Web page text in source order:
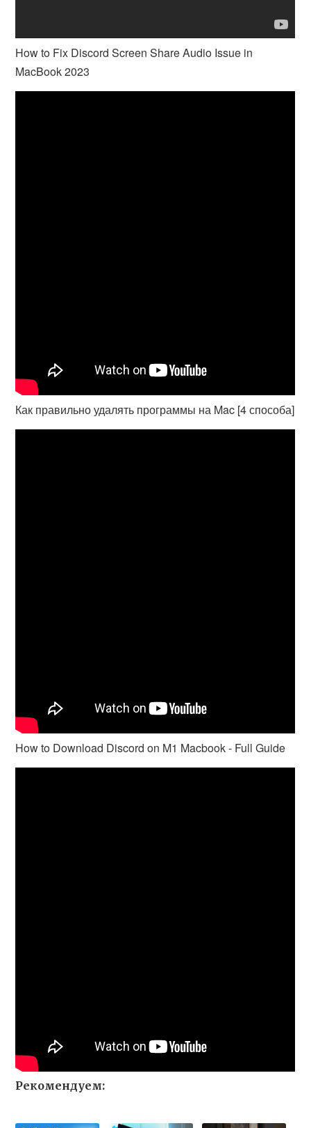
How to Fix Discord Screen Share Audio Issue in
MacBook 2023
Как правильно удалять программы на Mac [4 способа]
How to Download Discord on M1 Macbook - Full Guide
Рекомендуем: